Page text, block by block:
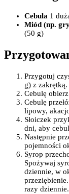
Cebula 1
Miód (np.
(50 g)
Przygotuj
g) z zakrętką.
Cebulę
Cebulę
lipowy,
Słoiczek
dni, aby
Następnie
pojemności
Syrop
Spożywaj
dziennie, w
razy dziennie.